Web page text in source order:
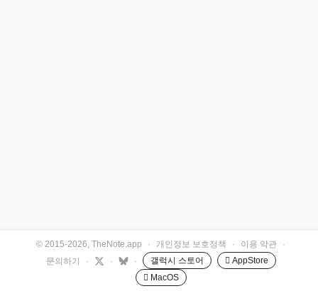
© 2015-2026, TheNote.app · 개인정보 보호정책 · 이용 약관
·
문의하기
· · · 갤럭시 스토어
 AppStore
 MacOS